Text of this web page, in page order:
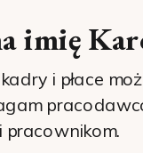
i płace
i pracownikom.
imię